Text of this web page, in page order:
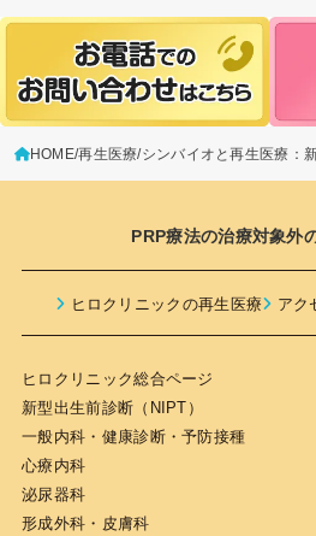
HOME 再生医療 シンバイオと再生医療：
PRP療法の治療対象外
PRP（多血小板血漿）療法は
とされていますが、以下のよ
HIVまたはAIDS
いかなる種類の血液がん
治療部位に皮膚がんがある場合
C型肝炎
ヒロクリニックの再生医療 アク
ヒロクリニック総合ページ
新型出生前診断（NIPT）
一般内科・健康診断・予防接種
心療内科
泌尿器科
形成外科・皮膚科